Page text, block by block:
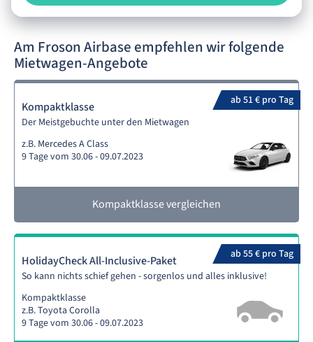
Am Froson Airbase empfehlen wir folgende
Mietwagen-Angebote
ab 51 € pro Tag
Kompaktklasse
Der Meistgebuchte unter den Mietwagen
z.B. Mercedes A Class
9 Tage vom 30.06 - 09.07.2023
Kompaktklasse vergleichen
ab 55 € pro Tag
HolidayCheck All-Inclusive-Paket
So kann nichts schief gehen - sorgenlos und alles inklusive!
Kompaktklasse
z.B. Toyota Corolla
9 Tage vom 30.06 - 09.07.2023